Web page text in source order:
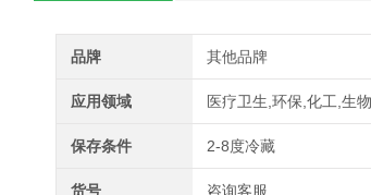
品牌 其他品牌
应用领域 医疗卫生,环保,化工,生
保存条件 2-8度冷藏
货号 咨询客服